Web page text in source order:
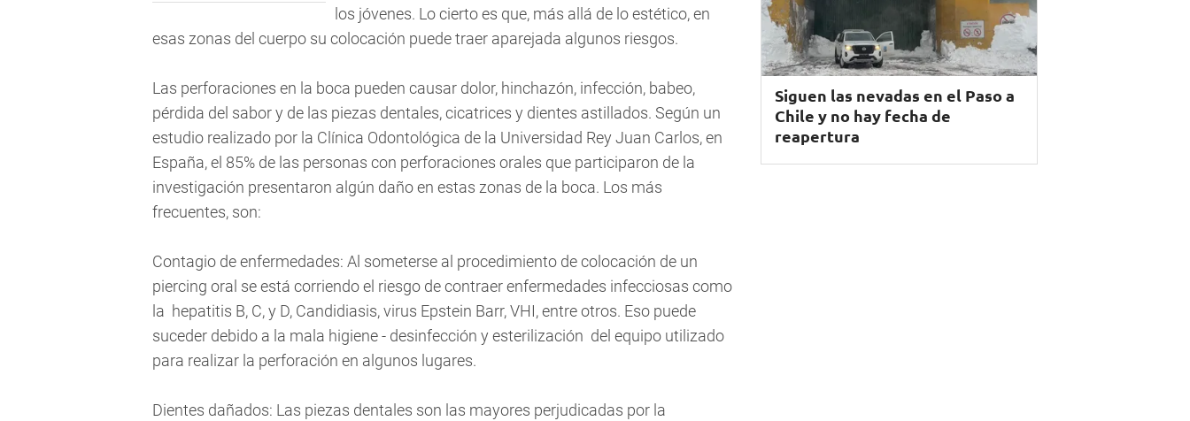
los jóvenes. Lo cierto es que, más allá de lo estético, en
esas zonas del cuerpo su colocación puede traer aparejada algunos riesgos.
Las perforaciones en la boca pueden causar dolor, hinchazón, infección, babeo,
pérdida del sabor y de las piezas dentales, cicatrices y dientes astillados. Según un
estudio realizado por la Clínica Odontológica de la Universidad Rey Juan Carlos, en
España, el 85% de las personas con perforaciones orales que participaron de la
investigación presentaron algún daño en estas zonas de la boca. Los más
frecuentes, son:
Contagio de enfermedades: Al someterse al procedimiento de colocación de un
piercing oral se está corriendo el riesgo de contraer enfermedades infecciosas como
la hepatitis B, C, y D, Candidiasis, virus Epstein Barr, VHI, entre otros. Eso puede
suceder debido a la mala higiene - desinfección y esterilización  del equipo utilizado
para realizar la perforación en algunos lugares.
Dientes dañados: Las piezas dentales son las mayores perjudicadas por la
Siguen las nevadas en el Paso a
Chile y no hay fecha de
reapertura